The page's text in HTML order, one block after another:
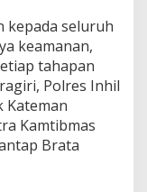
kepada seluruh
keamanan,
tahapan
Polres Inhil
Kateman
Kamtibmas
Brata